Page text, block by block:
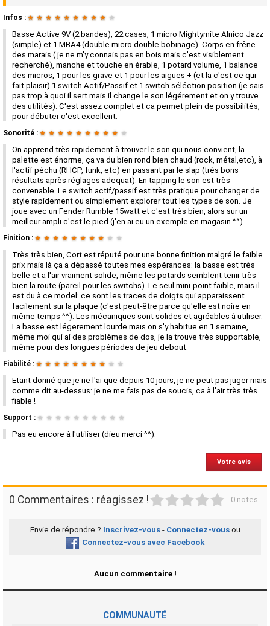
Infos : ★ ★ ★ ★ ★ ★ ★ ★ ★ ★
Basse Active 9V (2 bandes), 22 cases, 1 micro Mightymite Alnico Jazz
(simple) et 1 MBA4 (double micro double bobinage). Corps en frêne
des marais ( je ne m'y connais pas en bois mais c'est visiblement
recherché), manche et touche en érable, 1 potard volume, 1 balance
des micros, 1 pour les grave et 1 pour les aigues + (et la c'est ce qui
fait plaisir) 1 switch Actif/Passif et 1 switch séléction position (je sais
pas trop à quoi il sert mais il change le son légérement et on y trouve
des utilités). C'est assez complet et ca permet plein de possibilités,
pour débuter c'est excellent.
Sonorité : ★ ★ ★ ★ ★ ★ ★ ★ ★ ★
On apprend très rapidement à trouver le son qui nous convient, la
palette est énorme, ça va du bien rond bien chaud (rock, métal,etc), à
l'actif péchu (RHCP, funk, etc) en passant par le slap (très bons
résultats après réglages adequat). En tapping le son est très
convenable. Le switch actif/passif est très pratique pour changer de
style rapidement ou simplement explorer tout les types de son. Je
joue avec un Fender Rumble 15watt et c'est très bien, alors sur un
meilleur ampli c'est le pied (j'en ai eu un exemple en magasin ^^)
Finition : ★ ★ ★ ★ ★ ★ ★ ★ ★ ★
Très très bien, Cort est réputé pour une bonne finition malgré le faible
prix mais là ça a dépassé toutes mes espérances: la basse est très
belle et a l'air vraiment solide, même les potards semblent tenir très
bien la route (pareil pour les switchs). Le seul mini-point faible, mais il
est du à ce model: ce sont les traces de doigts qui apparaissent
facilement sur la plaque (c'est peut-être parce qu'elle est noire en
même temps ^^). Les mécaniques sont solides et agréables à utiliser.
La basse est légerement lourde mais on s'y habitue en 1 semaine,
même moi qui ai des problèmes de dos, je la trouve très supportable,
même pour des longues périodes de jeu debout.
Fiabilité : ★ ★ ★ ★ ★ ★ ★ ★ ★ ★
Etant donné que je ne l'ai que depuis 10 jours, je ne peut pas juger mais
comme dit au-dessus: je ne me fais pas de soucis, ca à l'air très très
fiable !
Support : ★ ★ ★ ★ ★ ★ ★ ★ ★ ★
Pas eu encore à l'utiliser (dieu merci ^^).
Votre avis
0 Commentaires : réagissez ! 0 notes
Envie de répondre ? Inscrivez-vous- Connectez-vousou
Connectez-vous avec Facebook
Aucun commentaire !
COMMUNAUTÉ